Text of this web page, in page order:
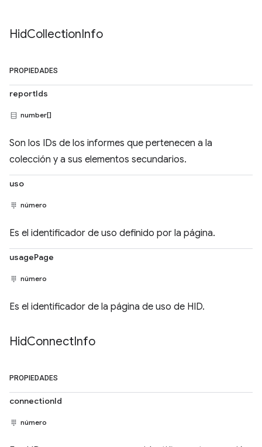
HidCollectionInfo
PROPIEDADES
reportIds
number[]
Son los IDs de los informes que pertenecen a la
colección y a sus elementos secundarios.
uso
número
Es el identificador de uso definido por la página.
usagePage
número
Es el identificador de la página de uso de HID.
HidConnectInfo
PROPIEDADES
connectionId
número